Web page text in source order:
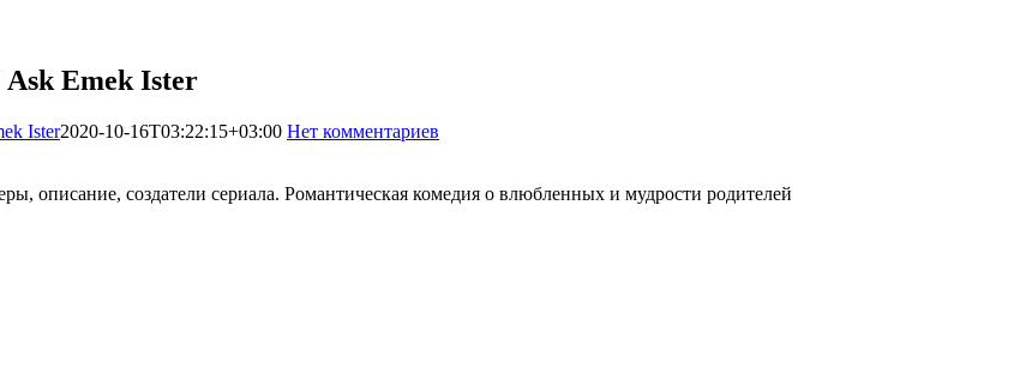
Emek Ister
Ister2020-10-16T03:22:15+03:00 Нет комментариев
описание, создатели сериала. Романтическая комедия о влюбленных и мудрости родителей